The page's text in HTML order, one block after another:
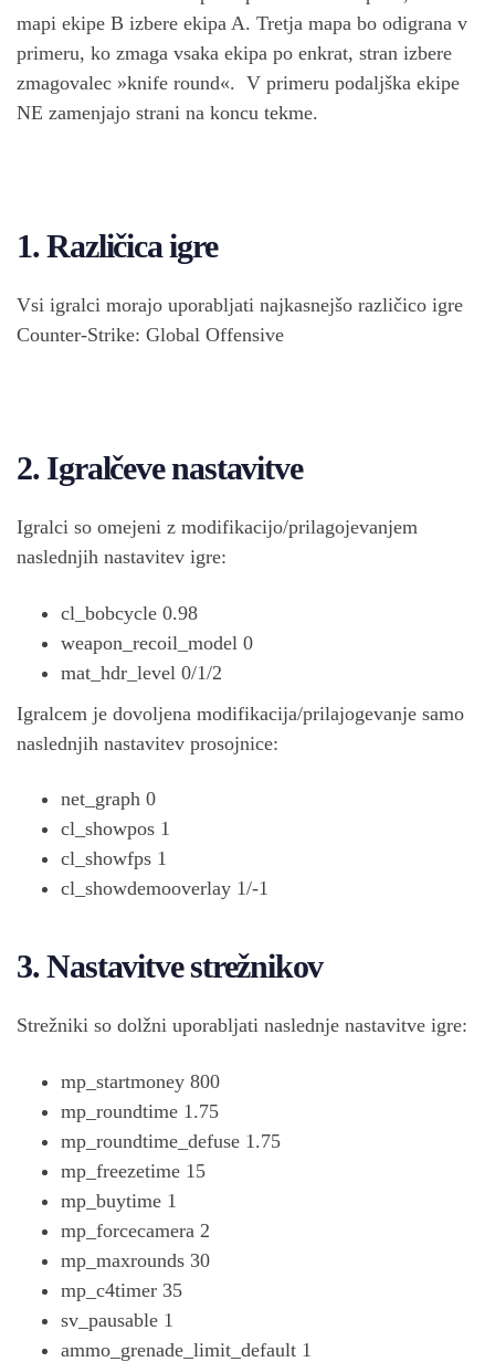
mapi ekipe B izbere ekipa A. Tretja mapa bo odigrana v
primeru, ko zmaga vsaka ekipa po enkrat, stran izbere
zmagovalec »knife round«. V primeru podaljška ekipe
NE zamenjajo strani na koncu tekme.
1. Različica igre
Vsi igralci morajo uporabljati najkasnejšo različico igre
Counter-Strike: Global Offensive
2. Igralčeve nastavitve
Igralci so omejeni z modifikacijo/prilagojevanjem
naslednjih nastavitev igre:
cl_bobcycle 0.98
weapon_recoil_model 0
mat_hdr_level 0/1/2
Igralcem je dovoljena modifikacija/prilajogevanje samo
naslednjih nastavitev prosojnice:
net_graph 0
cl_showpos 1
cl_showfps 1
cl_showdemooverlay 1/-1
3. Nastavitve strežnikov
Strežniki so dolžni uporabljati naslednje nastavitve igre:
mp_startmoney 800
mp_roundtime 1.75
mp_roundtime_defuse 1.75
mp_freezetime 15
mp_buytime 1
mp_forcecamera 2
mp_maxrounds 30
mp_c4timer 35
sv_pausable 1
ammo_grenade_limit_default 1